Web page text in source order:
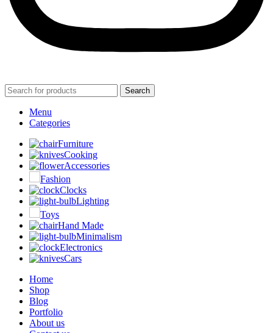
Search
Menu
Categories
Furniture
Cooking
Accessories
Fashion
Clocks
Lighting
Toys
Hand Made
Minimalism
Electronics
Cars
Home
Shop
Blog
Portfolio
About us